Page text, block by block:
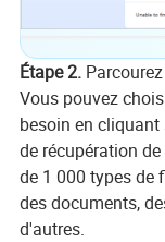
Étape 2.
Vous pouvez
besoin en cliquant
de récupération
de 1 000 types de
des documents,
d'autres.